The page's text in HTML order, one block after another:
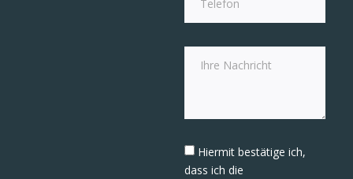
Hiermit bestätige ich,
dass ich die